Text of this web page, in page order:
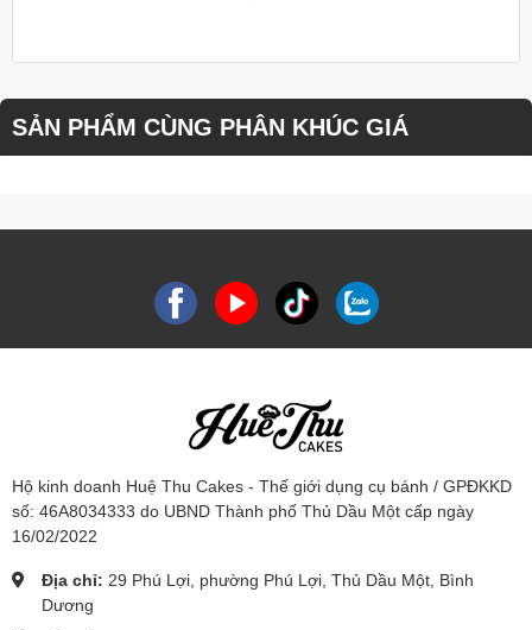
SẢN PHẨM CÙNG PHÂN KHÚC GIÁ
Hộ kinh doanh Huệ Thu Cakes - Thế giới dụng cụ bánh / GPĐKKD
số: 46A8034333 do UBND Thành phố Thủ Dầu Một cấp ngày
16/02/2022
Địa chỉ: 29 Phú Lợi, phường Phú Lợi, Thủ Dầu Một, Bình
Dương